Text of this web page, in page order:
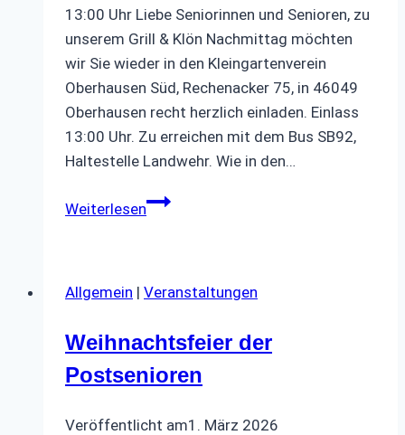
13:00 Uhr Liebe Seniorinnen und Senioren, zu
unserem Grill & Klön Nachmittag möchten
wir Sie wieder in den Kleingartenverein
Oberhausen Süd, Rechenacker 75, in 46049
Oberhausen recht herzlich einladen. Einlass
13:00 Uhr. Zu erreichen mit dem Bus SB92,
Haltestelle Landwehr. Wie in den…
WeiterlesenGrillen
Allgemein | Veranstaltungen
Weihnachtsfeier der
Postsenioren
Veröffentlicht am1. März 2026